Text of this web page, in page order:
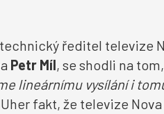
ředitel televize
Petr Míl, se shodli na
lineárnímu vysílání i
fakt, že televize